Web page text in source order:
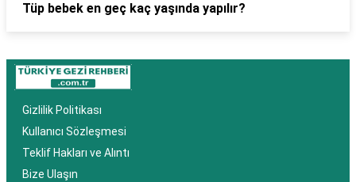
Tüp bebek en geç kaç yaşında yapılır?
Gizlilik Politikası
Kullanıcı Sözleşmesi
Teklif Hakları ve Alıntı
Bize Ulaşın